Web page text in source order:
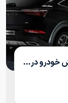
خودرو در...